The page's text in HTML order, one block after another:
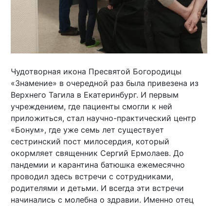
Чудотворная икона Пресвятой Богородицы
«Знамение» в очередной раз была привезена из
Верхнего Тагила в Екатеринбург. И первым
учреждением, где пациенты смогли к ней
приложиться, стал научно-практический центр
«Бонум», где уже семь лет существует
сестринский пост милосердия, который
окормляет священник Сергий Ермолаев. До
пандемии и карантина батюшка ежемесячно
проводил здесь встречи с сотрудниками,
родителями и детьми. И всегда эти встречи
начинались с молебна о здравии. Именно отец